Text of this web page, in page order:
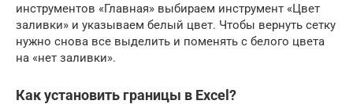
инструментов «Главная» выбираем инструмент «Цвет
заливки» и указываем белый цвет. Чтобы вернуть сетку
нужно снова все выделить и поменять с белого цвета
на «нет заливки».
Как установить границы в Excel?